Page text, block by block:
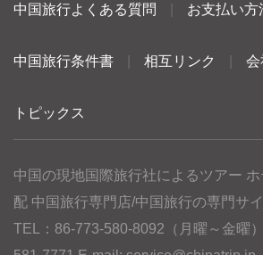
中国旅行よくある質問 お支払い方
中国旅行条件書 相互リンク 会
トピックス
中国の現地国際旅行社によるツアー
配 中国旅行専門店/中国旅行の専門サ
TEL：86-773-580-8092（月曜～金曜